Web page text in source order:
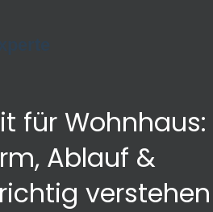
für Wohnhaus:
Ablauf &
verstehen